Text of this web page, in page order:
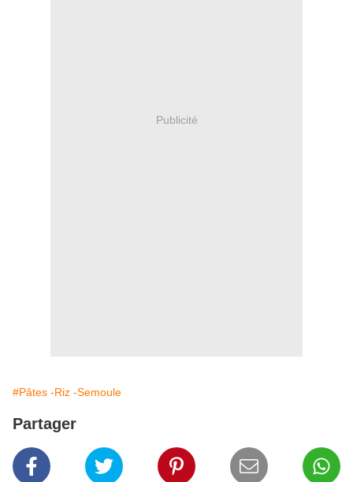
Publicité
#Pâtes -Riz -Semoule
Partager